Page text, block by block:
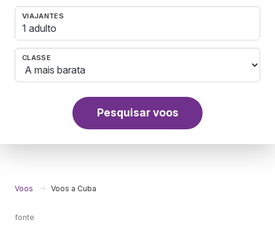
VIAJANTES
1 adulto
CLASSE
Pesquisar voos
Voos Voos a Cuba
fonte